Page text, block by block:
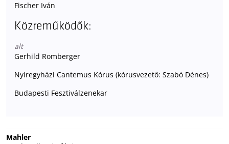
Fischer Iván
Közreműködők:
alt
Gerhild Romberger
Nyíregyházi Cantemus Kórus (kórusvezető: Szabó Dénes)
Budapesti Fesztiválzenekar
Mahler